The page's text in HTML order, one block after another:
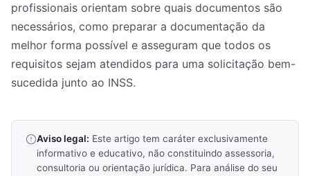
profissionais orientam sobre quais documentos são
necessários, como preparar a documentação da
melhor forma possível e asseguram que todos os
requisitos sejam atendidos para uma solicitação bem-
sucedida junto ao INSS.
Aviso legal: Este artigo tem caráter exclusivamente
informativo e educativo, não constituindo assessoria,
consultoria ou orientação jurídica. Para análise do seu